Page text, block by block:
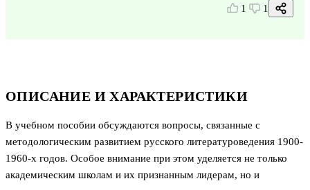
ОПИСАНИЕ И ХАРАКТЕРИСТИКИ
В учебном пособии обсуждаются вопросы, связанные с
методологическим развитием русского литературоведения 1900-
1960-х годов. Особое внимание при этом уделяется не только
академическим школам и их признанным лидерам, но и
1 1